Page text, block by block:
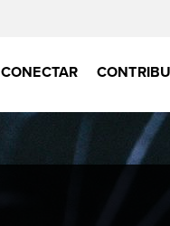
CONECTAR